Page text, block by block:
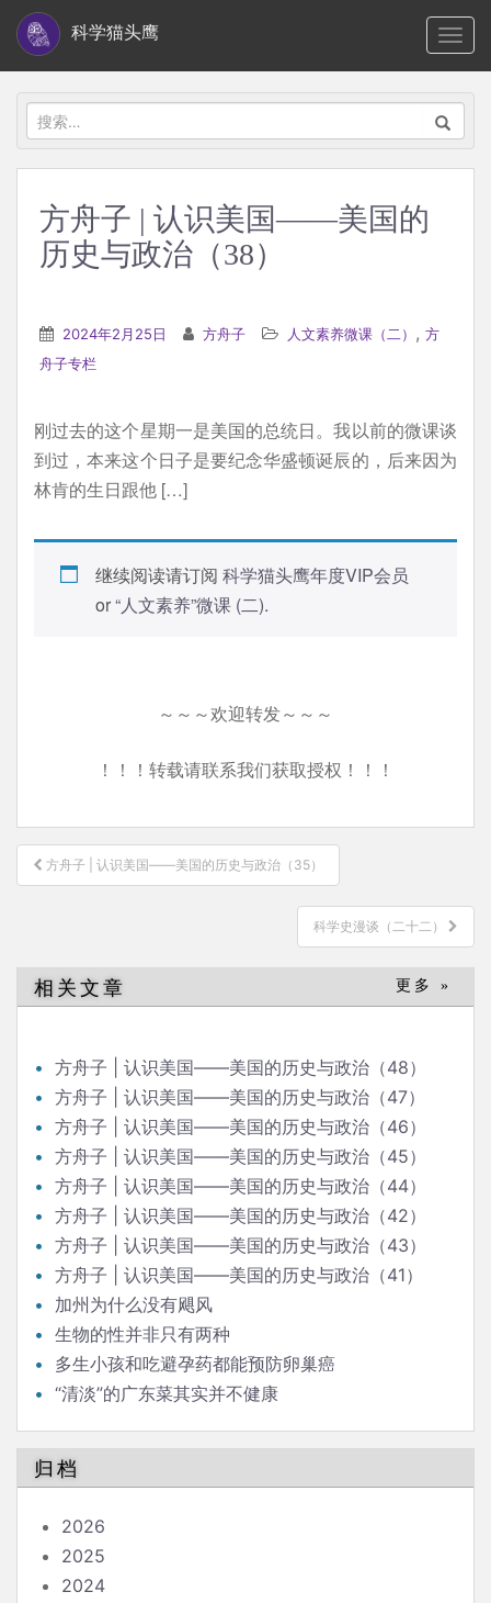
i
科学猫头鹰
搜
索：
方舟子 | 认识美国——美国的
历史与政治（38）
2024年2月25日 方舟子 人文素养微课（二） , 方
舟子专栏
刚过去的这个星期一是美国的总统日。我以前的微课谈
到过，本来这个日子是要纪念华盛顿诞辰的，后来因为
林肯的生日跟他 […]
继续阅读请订阅 科学猫头鹰年度VIP会员
or“人文素养”微课 (二).
～～～欢迎转发～～～
！！！转载请联系我们获取授权！！！
文
章
方舟子 | 认识美国——美国的历史与政治（35）
科学史漫谈（二十二）
相关文章 更多 »
方舟子 | 认识美国——美国的历史与政治（48）
方舟子 | 认识美国——美国的历史与政治（47）
方舟子 | 认识美国——美国的历史与政治（46）
方舟子 | 认识美国——美国的历史与政治（45）
方舟子 | 认识美国——美国的历史与政治（44）
方舟子 | 认识美国——美国的历史与政治（42）
方舟子 | 认识美国——美国的历史与政治（43）
方舟子 | 认识美国——美国的历史与政治（41）
加州为什么没有飓风
生物的性并非只有两种
多生小孩和吃避孕药都能预防卵巢癌
“清淡”的广东菜其实并不健康
归档
2026
2025
2024